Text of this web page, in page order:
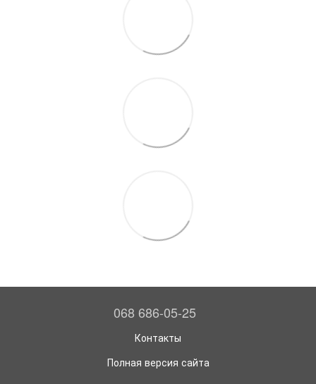
068 686-05-25
Контакты
Полная версия сайта